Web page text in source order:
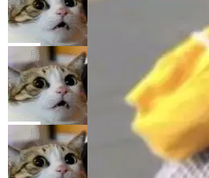
字，留下了这份纪念。 雷霄骅曾是中国
数字电视技术方向的博士生，长期从事
频技...
务，最终却产生了 180 万美元的账单，
超出原定预算 860%。 更令人意外的
最终并未成功落地，而高额算力消耗持
达 5 个月，公司直到财务对账时才察觉
意味着一个无人看管的 AI 程序，在近
里日夜不停地"烧钱"。 复盘显示，...
且按目前的速度，中国 AI 工具预计在今
2027 年就能追上美国前沿实验室的水
ngue 把原因归结为一件事：开放协作
AI 开发者在一个共享和协作的生态里
而美国模型厂商在"闭门造车"。他的原
ding in silos"——各自为战，互不通气
断从他嘴里说出来分量不同。Hugging
全球最大的开源 AI 平台，上面跑着上
型。谁在开源赛道上领先，...
当 AI agent 把源码变成了最好的扩
统，开发者工具必须开源
五年前，David Crawshaw 问过很多软
一个问题：你写过什么给自己用的程序
乎都是没有。工程师们整天用别人写的
序给别人用。偶尔有人自己写个博客系
家居控制、家庭实验室，都算稀奇事。
aw 是 Shelley 的作者，一个开源 AI
nt。他最近在博客上写了一篇文章，核
简单：开发者工具必须开源。 理由不
局
DeepSeek Harness 宣布内测邀请
网最大规模开源 Agent 路演现场诞
一条内测招募帖，发出去的时候大概没
会变成一场开源 Agent 生态的路演。
DeepSeek Harness 团队负责人崔添
i）在 X 上发帖： 「如果你是 Agent
局
商汤 SenseNova U1.5-Lite-